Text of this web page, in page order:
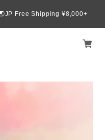
Free Shipping ¥8,000+